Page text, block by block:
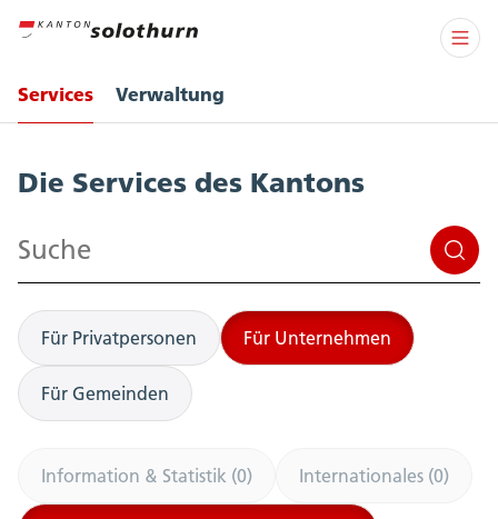
Services Verwaltung
Die Services des Kantons
Suchen
Für Privatpersonen Für Unternehmen
Für Gemeinden
Information & Statistik (0) Internationales (0)